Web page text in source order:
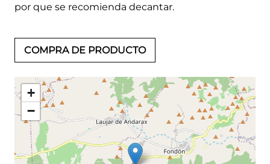
por que se recomienda decantar.
COMPRA DE PRODUCTO
+
−